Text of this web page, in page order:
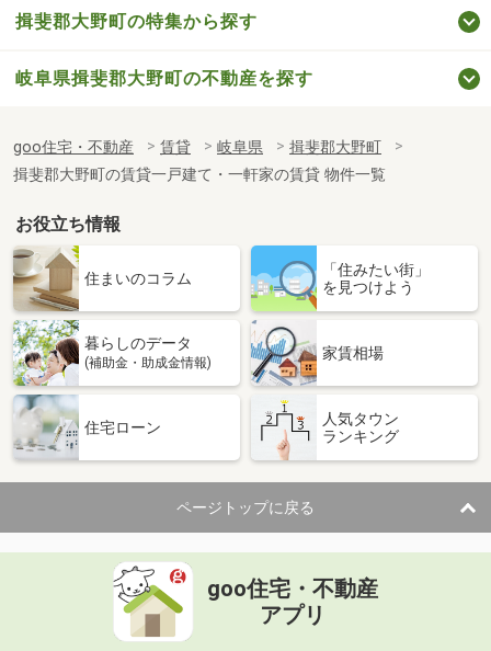
揖斐郡大野町の特集から探す
岐阜県揖斐郡大野町の不動産を探す
goo住宅・不動産 賃貸 岐阜県
揖斐郡大野町
揖斐郡大野町の賃貸一戸建て・一軒家の賃貸 物件一覧
お役立ち情報
住まいのコラム
「住みたい街」
を見つけよう
暮らしのデータ
(補助金・助成金情報)
家賃相場
住宅ローン
人気タウン
ランキング
ページトップに戻る
goo住宅・不動産
アプリ